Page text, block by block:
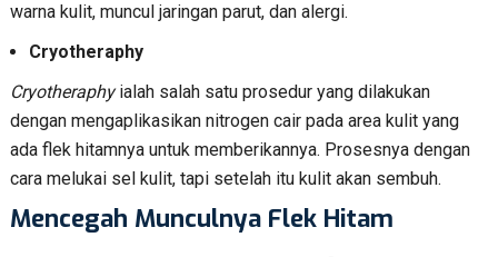
warna kulit, muncul jaringan parut, dan alergi.
Cryotheraphy
Cryotheraphyialah salah satu prosedur yang dilakukan
dengan mengaplikasikan nitrogen cair pada area kulit yang
ada flek hitamnya untuk memberikannya. Prosesnya dengan
cara melukai sel kulit, tapi setelah itu kulit akan sembuh.
Mencegah Munculnya Flek Hitam